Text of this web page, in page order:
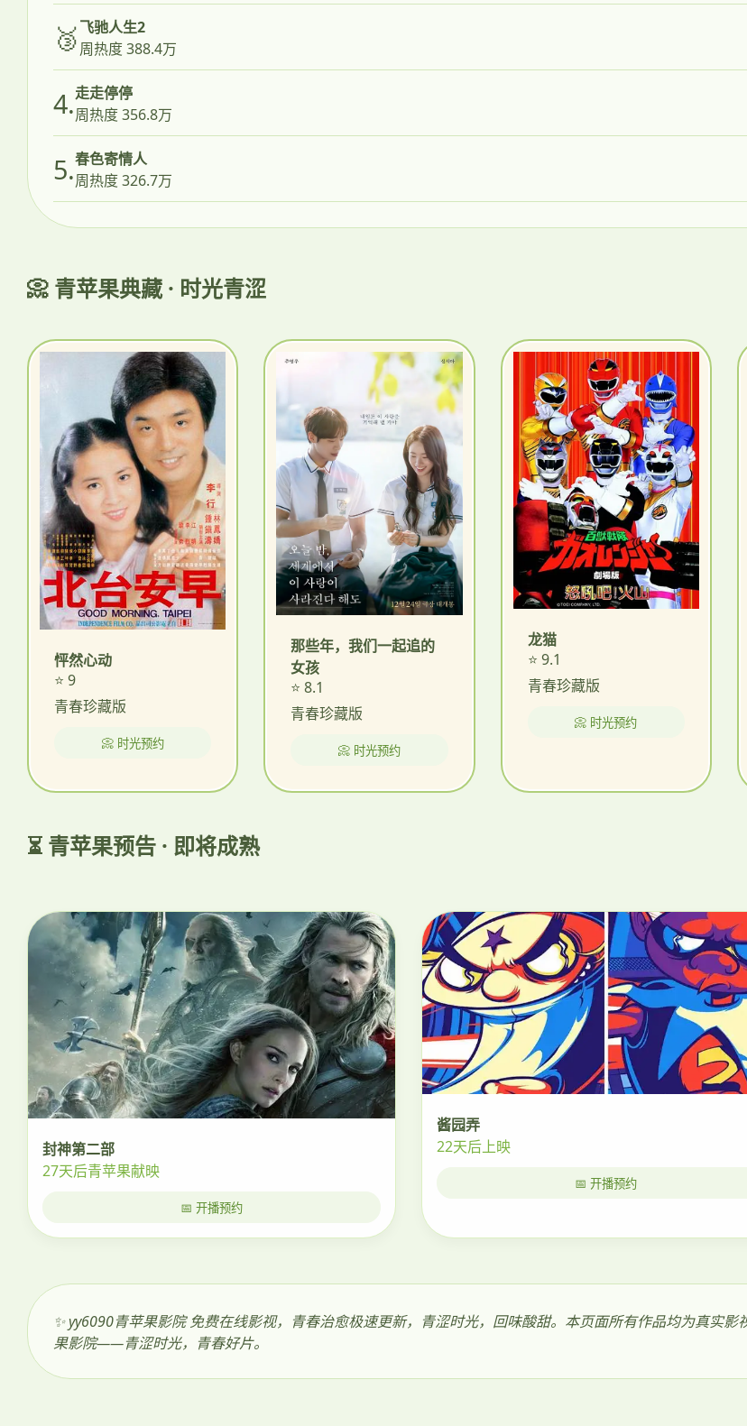
🥉飞驰人生2
周热度 388.4万
4.走走停停
周热度 356.8万
5.春色寄情人
周热度 326.7万
📀 青苹果典藏 · 时光青涩
怦然心动
⭐ 9
青春珍藏版
📀 时光预约
那些年，我们一起追的
女孩
⭐ 8.1
青春珍藏版
📀 时光预约
龙猫
⭐ 9.1
青春珍藏版
📀 时光预约
⏳ 青苹果预告 · 即将成熟
封神第二部
27天后青苹果献映
📅 开播预约
酱园弄
22天后上映
📅 开播预约
✨ yy6090青苹果影院 免费在线影视，青春治愈极速更新，青涩时光，回味酸甜。本页面所有作品均为真实
果影院——青涩时光，青春好片。